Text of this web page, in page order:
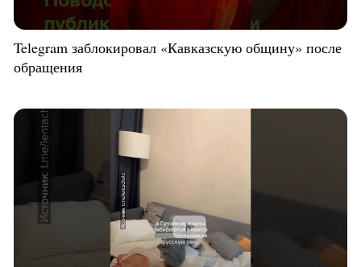
Telegram заблокировал «Кавказскую общину» после
обращения